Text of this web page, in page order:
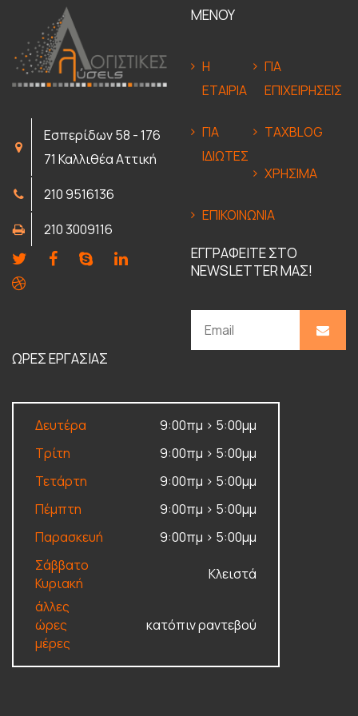
Εσπερίδων 58 - 176
71 Καλλιθέα Αττική
210 9516136
210 3009116
ΜΕΝΟΥ
Η
ΕΤΑΙΡΙΑ
ΓΙΑ
ΕΠΙΧΕΙΡΗΣΕΙΣ
ΓΙΑ
ΙΔΙΩΤΕΣ
TAXBLOG
ΧΡΗΣΙΜΑ
ΕΠΙΚΟΙΝΩΝΙΑ
ΕΓΓΡΑΦΕΙΤΕ ΣΤΟ
NEWSLETTER ΜΑΣ!
ΩΡΕΣ ΕΡΓΑΣΙΑΣ
Δευτέρα
9:00πμ > 5:00μμ
Τρίτη
9:00πμ > 5:00μμ
Τετάρτη
9:00πμ > 5:00μμ
Πέμπτη
9:00πμ > 5:00μμ
Παρασκευή
9:00πμ > 5:00μμ
Σάββατο
Κυριακή
Κλειστά
άλλες
ώρες
μέρες
κατόπιν ραντεβού